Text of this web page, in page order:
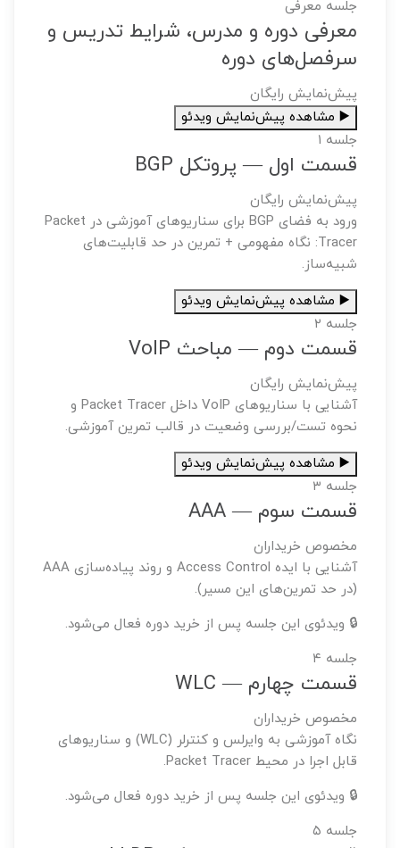
جلسه معرفی
معرفی دوره و مدرس، شرایط تدریس و
سرفصل‌های دوره
پیش‌نمایش رایگان
▶️ مشاهده پیش‌نمایش ویدئو
جلسه ۱
قسمت اول — پروتکل BGP
پیش‌نمایش رایگان
ورود به فضای BGP برای سناریوهای آموزشی در Packet
Tracer: نگاه مفهومی + تمرین در حد قابلیت‌های
شبیه‌ساز.
▶️ مشاهده پیش‌نمایش ویدئو
جلسه ۲
قسمت دوم — مباحث VoIP
پیش‌نمایش رایگان
آشنایی با سناریوهای VoIP داخل Packet Tracer و
نحوه تست/بررسی وضعیت در قالب تمرین آموزشی.
▶️ مشاهده پیش‌نمایش ویدئو
جلسه ۳
قسمت سوم — AAA
مخصوص خریداران
آشنایی با ایده Access Control و روند پیاده‌سازی AAA
(در حد تمرین‌های این مسیر).
🔒 ویدئوی این جلسه پس از خرید دوره فعال می‌شود.
جلسه ۴
قسمت چهارم — WLC
مخصوص خریداران
نگاه آموزشی به وایرلس و کنترلر (WLC) و سناریوهای
قابل اجرا در محیط Packet Tracer.
🔒 ویدئوی این جلسه پس از خرید دوره فعال می‌شود.
جلسه ۵